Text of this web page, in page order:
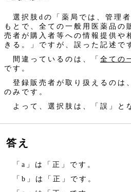
選択肢dの「薬局では、管理
もとで、全ての一般用医薬品の
売者が購入者等への情報提供や
きる。」ですが、誤った記述で
間違っているのは、「 全ての
です。
登録販売者が取り扱えるのは
のみです。
よって、選択肢は、「誤」と
答え
「a」は「正」です。
「b」は「正」です。